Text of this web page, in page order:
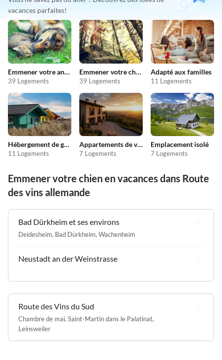
vacances parfaites!
Emmener votre animal en vacances
39 Logements
Emmener votre chien en vacances
39 Logements
Adapté aux familles
11 Logements
Hébergement de groupe
11 Logements
Appartements de vacances pas chers
7 Logements
Emplacement isolé
7 Logements
Emmener votre chien en vacances dans Route
des vins allemande
Bad Dürkheim et ses environs
Deidesheim, Bad Dürkheim, Wachenheim
Neustadt an der Weinstrasse
Route des Vins du Sud
Chambre de mai, Saint-Martin dans le Palatinat,
Leinsweiler